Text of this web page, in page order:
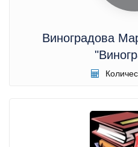
Виноградова